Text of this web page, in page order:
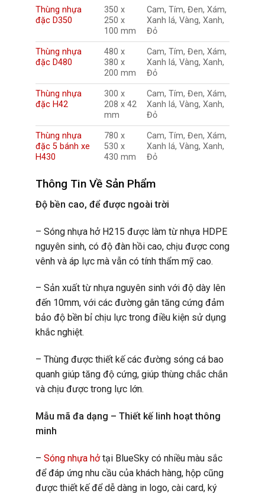
Thùng nhựa
đặc D350
350 x
250 x
100 mm
Cam, Tím, Đen, Xám,
Xanh lá, Vàng, Xanh,
Đỏ
Thùng nhựa
đặc D480
480 x
380 x
200 mm
Cam, Tím, Đen, Xám,
Xanh lá, Vàng, Xanh,
Đỏ
Thùng nhựa
đặc H42
300 x
208 x 42
mm
Cam, Tím, Đen, Xám,
Xanh lá, Vàng, Xanh,
Đỏ
Thùng nhựa
đặc 5 bánh xe
H430
780 x
530 x
430 mm
Cam, Tím, Đen, Xám,
Xanh lá, Vàng, Xanh,
Đỏ
Thông Tin Về Sản Phẩm
Độ bền cao, để được ngoài trời
– Sóng nhựa hở H215 được làm từ nhựa HDPE
nguyên sinh, có độ đàn hồi cao, chịu được cong
vênh và áp lực mà vẫn có tính thẩm mỹ cao.
– Sản xuất từ nhựa nguyên sinh với độ dày lên
đến 10mm, với các đường gân tăng cứng đảm
bảo độ bền bỉ chịu lực trong điều kiện sử dụng
khắc nghiệt.
– Thùng được thiết kế các đường sóng cá bao
quanh giúp tăng độ cứng, giúp thùng chắc chắn
và chịu được trong lực lớn.
Mẫu mã đa dạng – Thiết kế linh hoạt thông
minh
– Sóng nhựa hởtại BlueSky có nhiều màu sắc
để đáp ứng nhu cầu của khách hàng, hộp cũng
được thiết kế để dễ dàng in logo, cài card, ký